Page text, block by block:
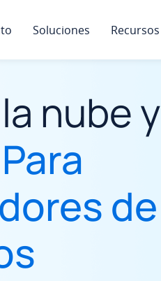
Soluciones Recursos
nube y
Para
de